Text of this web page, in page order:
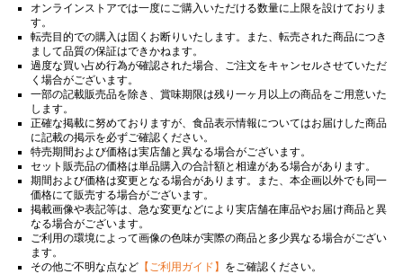
オンラインストアでは一度にご購入いただける数量に上限を設けておりま
す。
転売目的での購入は固くお断りいたします。また、転売された商品につき
まして品質の保証はできかねます。
過度な買い占め行為が確認された場合、ご注文をキャンセルさせていただ
く場合がございます。
一部の記載販売品を除き、賞味期限は残り一ヶ月以上の商品をご用意いた
します。
正確な掲載に努めておりますが、食品表示情報についてはお届けした商品
に記載の掲示を必ずご確認ください。
特売期間および価格は実店舗と異なる場合がございます。
セット販売品の価格は単品購入の合計額と相違がある場合があります。
期間および価格は変更となる場合があります。また、本企画以外でも同一
価格にて販売する場合がございます。
掲載画像や表記等は、急な変更などにより実店舗在庫品やお届け商品と異
なる場合がございます。
ご利用の環境によって画像の色味が実際の商品と多少異なる場合がござい
ます。
その他ご不明な点など 【ご利用ガイド】 をご確認ください。